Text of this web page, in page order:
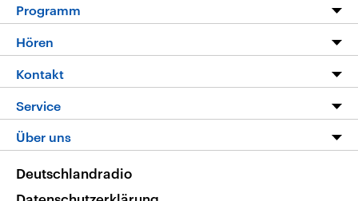
Programm
Die Nachrichten
Nachrichtenleicht
Neue Beiträge auf dlf.de
Hören
Livestream
Podcasts
Deutschlandfunk App
Nachrichten App
Frequenzen
Kontakt
Service
FAQ
Veranstaltungen
Über uns
Deutschlandradio